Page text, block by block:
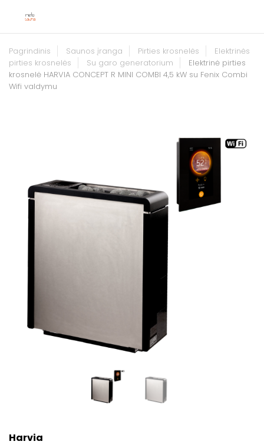
Pagrindinis Saunos įranga Pirties krosnelės
Elektrinės
pirties krosnelės
Su garo generatorium
Elektrinė pirties
krosnelė HARVIA CONCEPT R MINI COMBI 4,5 kW su Fenix Combi
Wifi valdymu
Harvia